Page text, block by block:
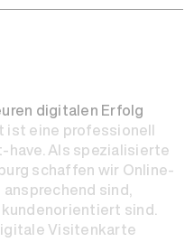
digitalen Erfolg
ist eine professionell
Als spezialisierte
schaffen wir Online-
sind,
sind.
Visitenkarte